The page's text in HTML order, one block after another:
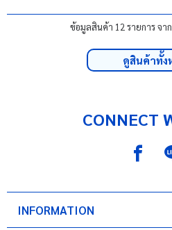
ข้อมูลสินค้า 12 รายการ จา
ดูสินค้าทั้ง
CONNECT
INFORMATION